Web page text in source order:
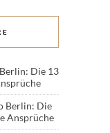
Die 13
Berlin: Die
Ansprüche